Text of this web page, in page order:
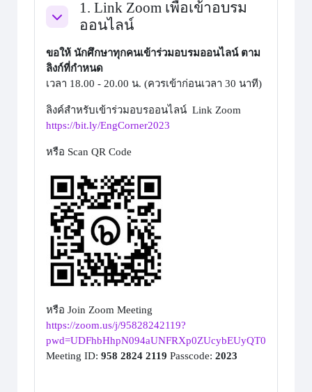
Collapse
1. Link Zoom เพื่อเข้าอบรม
ออนไลน์
ขอให้ นักศึกษาทุกคนเข้าร่วมอบรมออนไลน์ ตาม
ลิงก์ที่กำหนด
เวลา 18.00 - 20.00 น. (ควรเข้าก่อนเวลา 30 นาที)
ลิงค์สำหรับเข้าร่วมอบรออนไลน์Link Zoom
https://bit.ly/EngCorner2023
หรือ Scan QR Code
หรือ Join Zoom Meeting
https://zoom.us/j/95828242119?
pwd=UDFhbHhpN094aUNFRXp0ZUcybEUyQT09
Meeting ID:958 2824 2119 Passcode:2023